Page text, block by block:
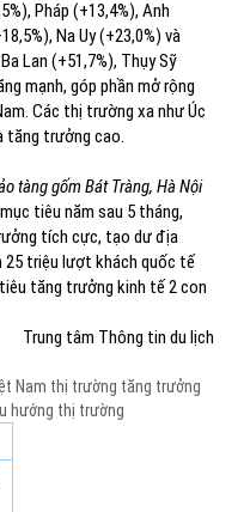
Pháp (+13,4%), Anh
Na Uy (+23,0%) và
Lan (+51,7%), Thụy Sỹ
mạnh, góp phần mở rộng
Các thị trường xa như Úc
tăng trưởng cao.
tàng gốm Bát Tràng, Hà Nội
tiêu năm sau 5 tháng,
tích cực, tạo dư địa
triệu lượt khách quốc tế
tăng trưởng kinh tế 2 con
Trung tâm Thông tin du lịch
Nam thị trường tăng trưởng
hướng thị trường